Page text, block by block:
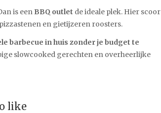
is een BBQ outlet de ideale plek. Hier scoor
en gietijzeren roosters.
barbecue in huis zonder je budget te
slowcooked gerechten en overheerlijke
like